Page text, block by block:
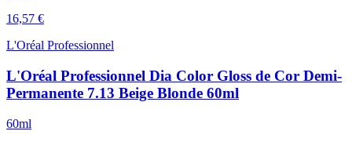
16,57 €
L'Oréal Professionnel
L'Oréal Professionnel Dia Color Gloss de Cor Demi-
Permanente 7.13 Beige Blonde 60ml
60ml